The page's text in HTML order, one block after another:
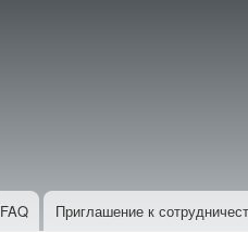
FAQ Приглашение к